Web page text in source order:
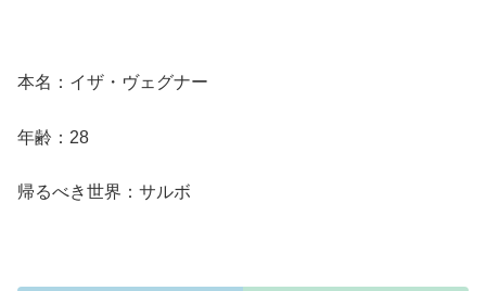
本名：イザ・ヴェグナー
年齢：28
帰るべき世界：サルボ